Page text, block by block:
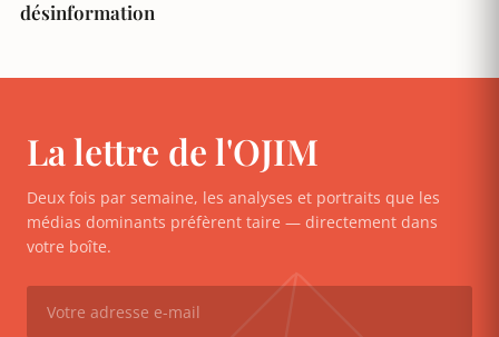
désinformation
La lettre de l'OJIM
Deux fois par semaine, les analyses et portraits que les
médias dominants préfèrent taire — directement dans
votre boîte.